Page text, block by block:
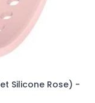
Silicone Rose) -